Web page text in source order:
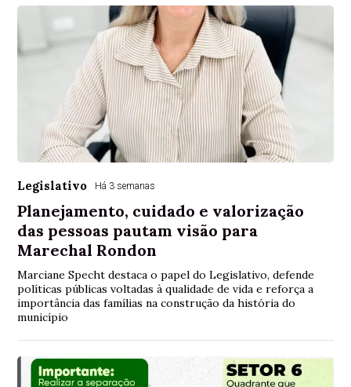
Legislativo Há 3 semanas
Planejamento, cuidado e valorização
das pessoas pautam visão para
Marechal Rondon
Marciane Specht destaca o papel do Legislativo, defende
políticas públicas voltadas à qualidade de vida e reforça a
importância das famílias na construção da história do
município